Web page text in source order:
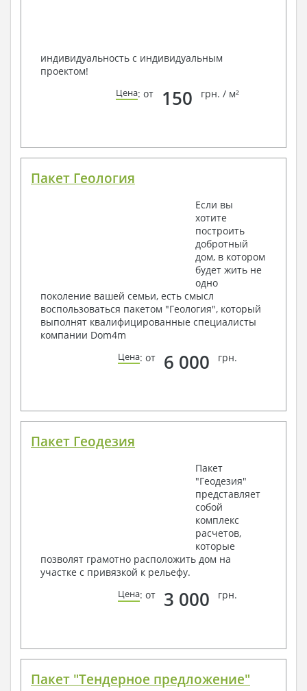
индивидуальность с индивидуальным
проектом!
Цена: от 150 грн. / м²
Пакет Геология
Если вы
хотите
построить
добротный
дом, в котором
будет жить не
одно
поколение вашей семьи, есть смысл
воспользоваться пакетом "Геология", который
выполнят квалифицированные специалисты
компании Dom4m
Цена: от 6 000 грн.
Пакет Геодезия
Пакет
"Геодезия"
представляет
собой
комплекс
расчетов,
которые
позволят грамотно расположить дом на
участке с привязкой к рельефу.
Цена: от 3 000 грн.
Пакет "Тендерное предложение"